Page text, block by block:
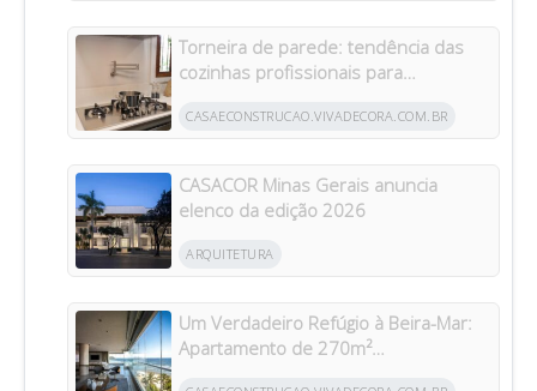
Torneira de parede: tendência das
cozinhas profissionais para
CASAECONSTRUCAO.VIVADECORA.COM.BR
CASACOR Minas Gerais anuncia
elenco da edição 2026
ARQUITETURA
Um Verdadeiro Refúgio à Beira-Mar:
Apartamento de 270m²